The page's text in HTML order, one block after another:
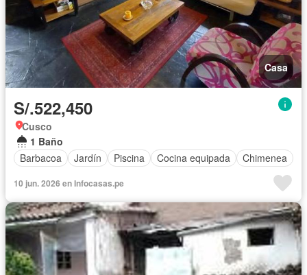
Casa
S/.522,450
Cusco
1 Baño
Barbacoa
Jardín Piscina Cocina equipada Chimenea
10 jun. 2026 en Infocasas.pe